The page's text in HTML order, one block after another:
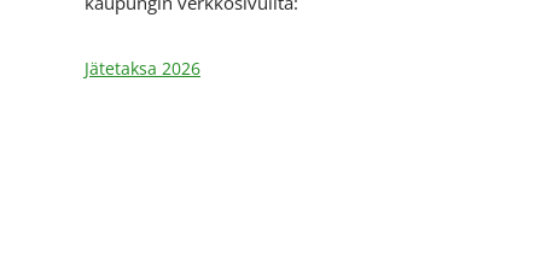
Jätetaksa 2026